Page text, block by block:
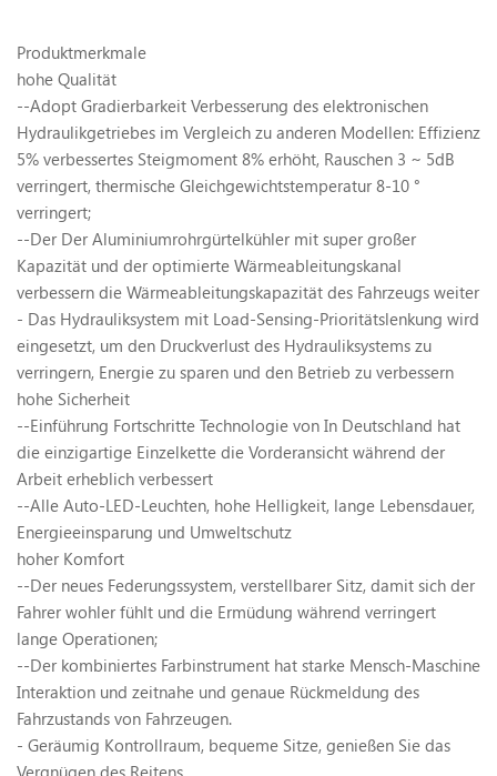
Produktmerkmale
hohe Qualität
--Adopt Gradierbarkeit Verbesserung des elektronischen
Hydraulikgetriebes im Vergleich zu anderen Modellen: Effizienz
5% verbessertes Steigmoment 8% erhöht, Rauschen 3 ~ 5dB
verringert, thermische Gleichgewichtstemperatur 8-10 °
verringert;
--Der Der Aluminiumrohrgürtelkühler mit super großer
Kapazität und der optimierte Wärmeableitungskanal
verbessern die Wärmeableitungskapazität des Fahrzeugs weiter
- Das Hydrauliksystem mit Load-Sensing-Prioritätslenkung wird
eingesetzt, um den Druckverlust des Hydrauliksystems zu
verringern, Energie zu sparen und den Betrieb zu verbessern
hohe Sicherheit
--Einführung Fortschritte Technologie von In Deutschland hat
die einzigartige Einzelkette die Vorderansicht während der
Arbeit erheblich verbessert
--Alle Auto-LED-Leuchten, hohe Helligkeit, lange Lebensdauer,
Energieeinsparung und Umweltschutz
hoher Komfort
--Der neues Federungssystem, verstellbarer Sitz, damit sich der
Fahrer wohler fühlt und die Ermüdung während verringert
lange Operationen;
--Der kombiniertes Farbinstrument hat starke Mensch-Maschine
Interaktion und zeitnahe und genaue Rückmeldung des
Fahrzustands von Fahrzeugen.
- Geräumig Kontrollraum, bequeme Sitze, genießen Sie das
Vergnügen des Reitens